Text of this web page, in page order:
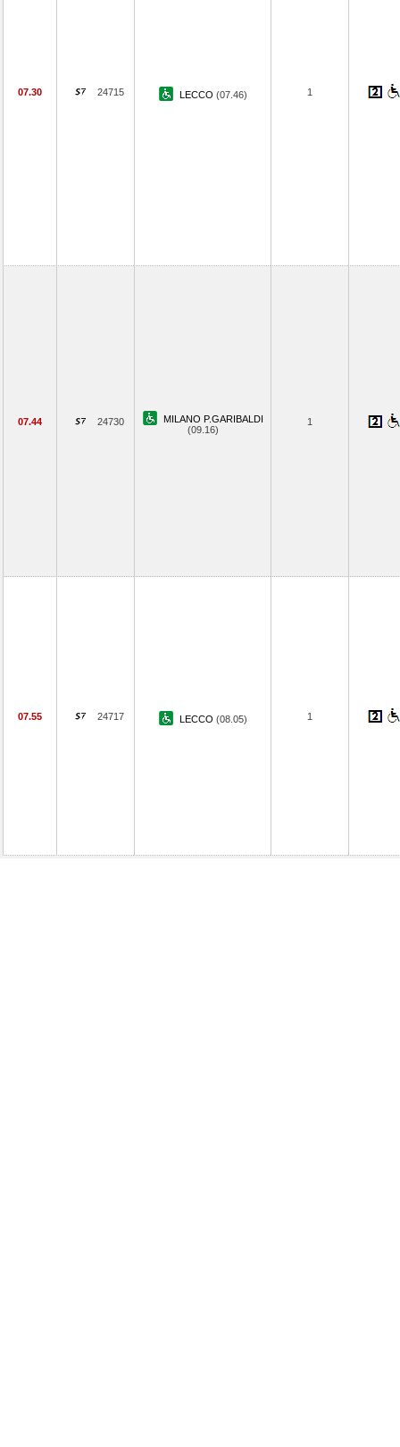
07.30 24715 LECCO (07.46) 1
07.44 24730
MILANO P.GARIBALDI
(09.16)
1
07.55 24717 LECCO (08.05) 1